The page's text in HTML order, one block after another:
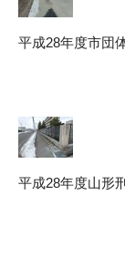
平成28年度市団
平成28年度山形